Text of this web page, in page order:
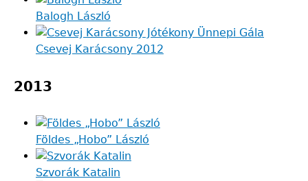
Balogh László
Csevej Karácsony 2012
2013
Földes „Hobo” László
Szvorák Katalin